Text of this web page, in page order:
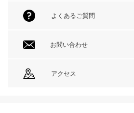
よくあるご質問
お問い合わせ
アクセス